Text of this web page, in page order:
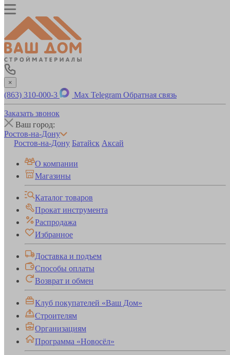
×
(863) 310-000-3 Max Telegram Обратная связь
Заказать звонок
Ваш город:
Ростов-на-Дону
Ростов-на-Дону Батайск Аксай
О компании
Магазины
Каталог товаров
Прокат инструмента
Распродажа
Избранное
Доставка и подъем
Способы оплаты
Возврат и обмен
Клуб покупателей «Ваш Дом»
Строителям
Организациям
Программа «Новосёл»